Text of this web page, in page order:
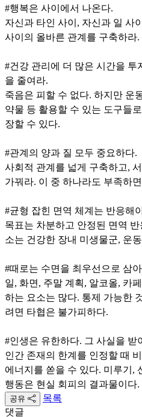
#행복은 사이에서 나온다.
자신과 타인 사이, 자신과 일 사
사이의 올바른 관계를 구축하라.
#건강 관리에 더 많은 시간을
을 줄여라.
죽음은 피할 수 없다. 하지만 운
약물 등 활용할 수 있는 도구들
장할 수 있다.
#관계의 양과 질 모두 중요하다.
사회적 관계를 넓게 구축하고,
가꿔라. 이 중 하나라도 부족하
#균형 잡힌 면역 체계는 반응해
목표는 차분하고 안정된 면역
소는 건강한 장내 미생물군, 운
#때로는 수면을 최우선으로 삼
일, 화면, 주말 계획, 알코올, 카
하는 요소는 많다. 통제 가능한
려면 타협은 불가피하다.
#인생은 유한하다. 그 사실을 받
인간 존재의 한계를 인정할 때
에너지를 쏟을 수 있다. 미루기,
행동은 현실 회피의 결과물이다.
공유
목록
댓글